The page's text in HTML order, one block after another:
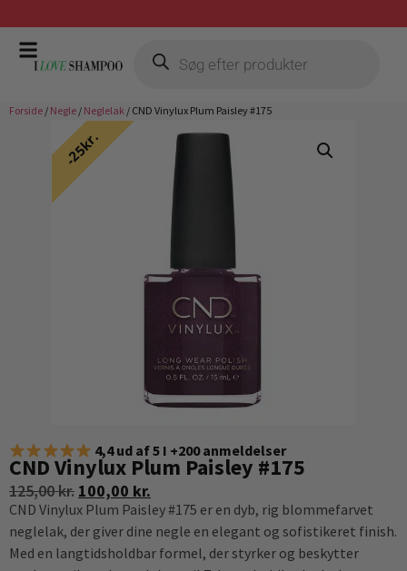
Gratis fragt ved køb over 399,-
Forside / Negle / Neglelak / CND Vinylux Plum Paisley #175
4,4 ud af 5 I +200 anmeldelser
CND Vinylux Plum Paisley #175
125,00kr. 100,00 kr.
CND Vinylux Plum Paisley #175 er en dyb, rig blommefarvet
neglelak, der giver dine negle en elegant og sofistikeret finish.
Med en langtidsholdbar formel, der styrker og beskytter
25kr.